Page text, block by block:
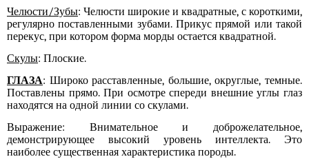
Челюсти/Зубы: Челюсти широкие и квадратные, с короткими,
регулярно поставленными зубами. Прикус прямой или такой
перекус, при котором форма морды остается квадратной.
Скулы: Плоские.
ГЛАЗА: Широко расставленные, большие, округлые, темные.
Поставлены прямо. При осмотре спереди внешние углы глаз
находятся на одной линии со скулами.
Выражение: Внимательное и доброжелательное,
демонстрирующее высокий уровень интеллекта. Это
наиболее существенная характеристика породы.